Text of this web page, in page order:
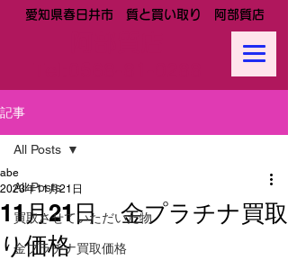
愛知県春日井市 質と買い取り 阿部質店
記事
All Posts
買取させていただいた物
金プラチナ買取価格
All Posts
11月21日 金プラチナ買取
り価格
abe
2023年11月21日